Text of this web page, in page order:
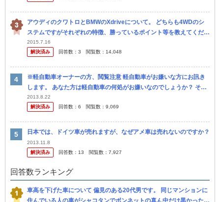
アウディのクワトロとBMWのXdriveについて。 どちらも4WDのシ
ステムですがそれぞれの特徴、勝っているポイント等を教えてくださ
い。
2015.7.16
解決済み
回答数： 3 閲覧数： 14,048
※軽自動車オーナーの方、閲覧注意 軽自動車がお嫌いな方にお訊き
します。 あなた方は軽自動車の何処がお嫌いなのでしょうか？ それ
とも、軽自動車に乗る人間がお嫌いなのでしょうか？ あと本当...
2013.8.22
解決済み
回答数： 6 閲覧数： 9,069
日本では、ドイツ車が売れますが、なぜアメ車は売れないのですか？
2013.11.8
解決済み
回答数： 13 閲覧数： 7,927
回答数ランキング
車高を下げた車について 偏見のある20代男です。 同じマンションに
住んでいる人の車がシャコタンでボンネットの真ん中だけ黒かったり